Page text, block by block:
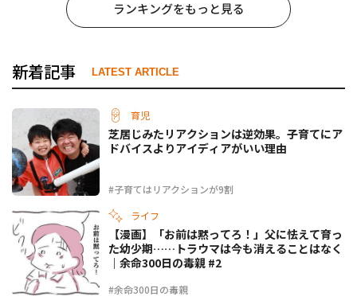
ランキングをもっと見る
新着記事 LATEST ARTICLE
育児
#子育てはリアクションが9割
芝居じみたリアクションは逆効果。子育てにア
ドバイスよりアイディアがいい理由
ライフ
#余命300日の毒親
【漫画】「お前は黙ってろ！」父に怯えて育っ
た幼少期……トラウマは今も消えることはなく
｜余命300日の毒親 #2